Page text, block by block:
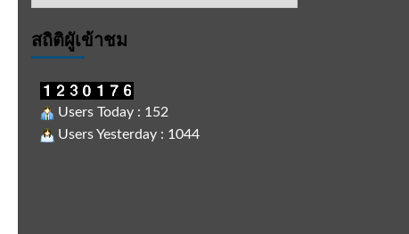
สถิติผูัเข้าชม
Users Today : 152
Users Yesterday : 1044